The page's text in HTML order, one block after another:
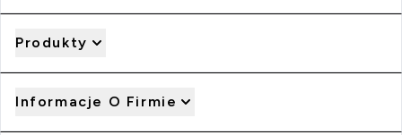
Produkty
Informacje O Firmie